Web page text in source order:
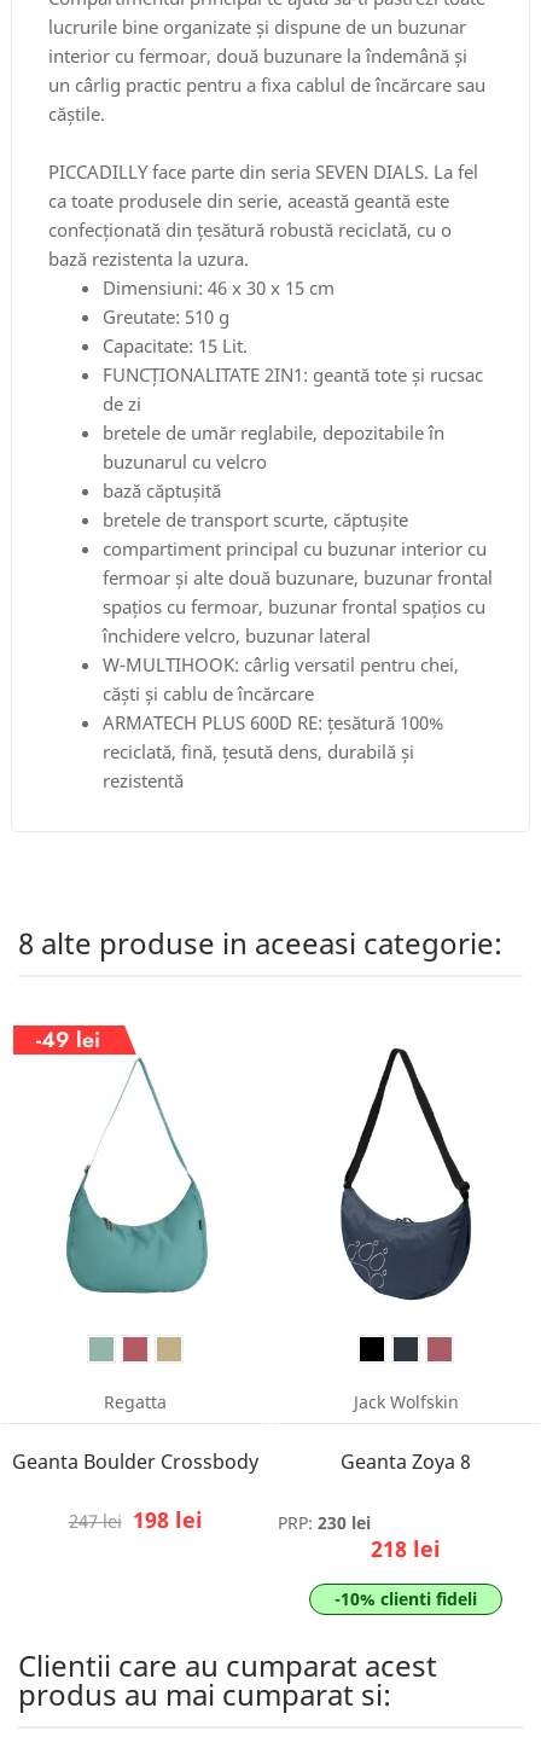
lucrurile bine organizate și dispune de un buzunar
interior cu fermoar, două buzunare la îndemână și
un cârlig practic pentru a fixa cablul de încărcare sau
căștile.
PICCADILLY face parte din seria SEVEN DIALS. La fel
ca toate produsele din serie, această geantă este
confecționată din țesătură robustă reciclată, cu o
bază rezistenta la uzura.
Dimensiuni: 46 x 30 x 15 cm
Greutate: 510 g
Capacitate: 15 Lit.
FUNCȚIONALITATE 2IN1: geantă tote și rucsac
de zi
bretele de umăr reglabile, depozitabile în
buzunarul cu velcro
bază căptușită
bretele de transport scurte, căptușite
compartiment principal cu buzunar interior cu
fermoar și alte două buzunare, buzunar frontal
spațios cu fermoar, buzunar frontal spațios cu
închidere velcro, buzunar lateral
W-MULTIHOOK: cârlig versatil pentru chei,
căști și cablu de încărcare
ARMATECH PLUS 600D RE: țesătură 100%
reciclată, fină, țesută dens, durabilă și
rezistentă
8 alte produse in aceeasi categorie:
-49 lei
Regatta
Geanta Boulder Crossbody
247 lei 198 lei
Jack Wolfskin
Geanta Zoya 8
PRP: 230 lei
218 lei
-10% clienti fideli
Clientii care au cumparat acest
produs au mai cumparat si: